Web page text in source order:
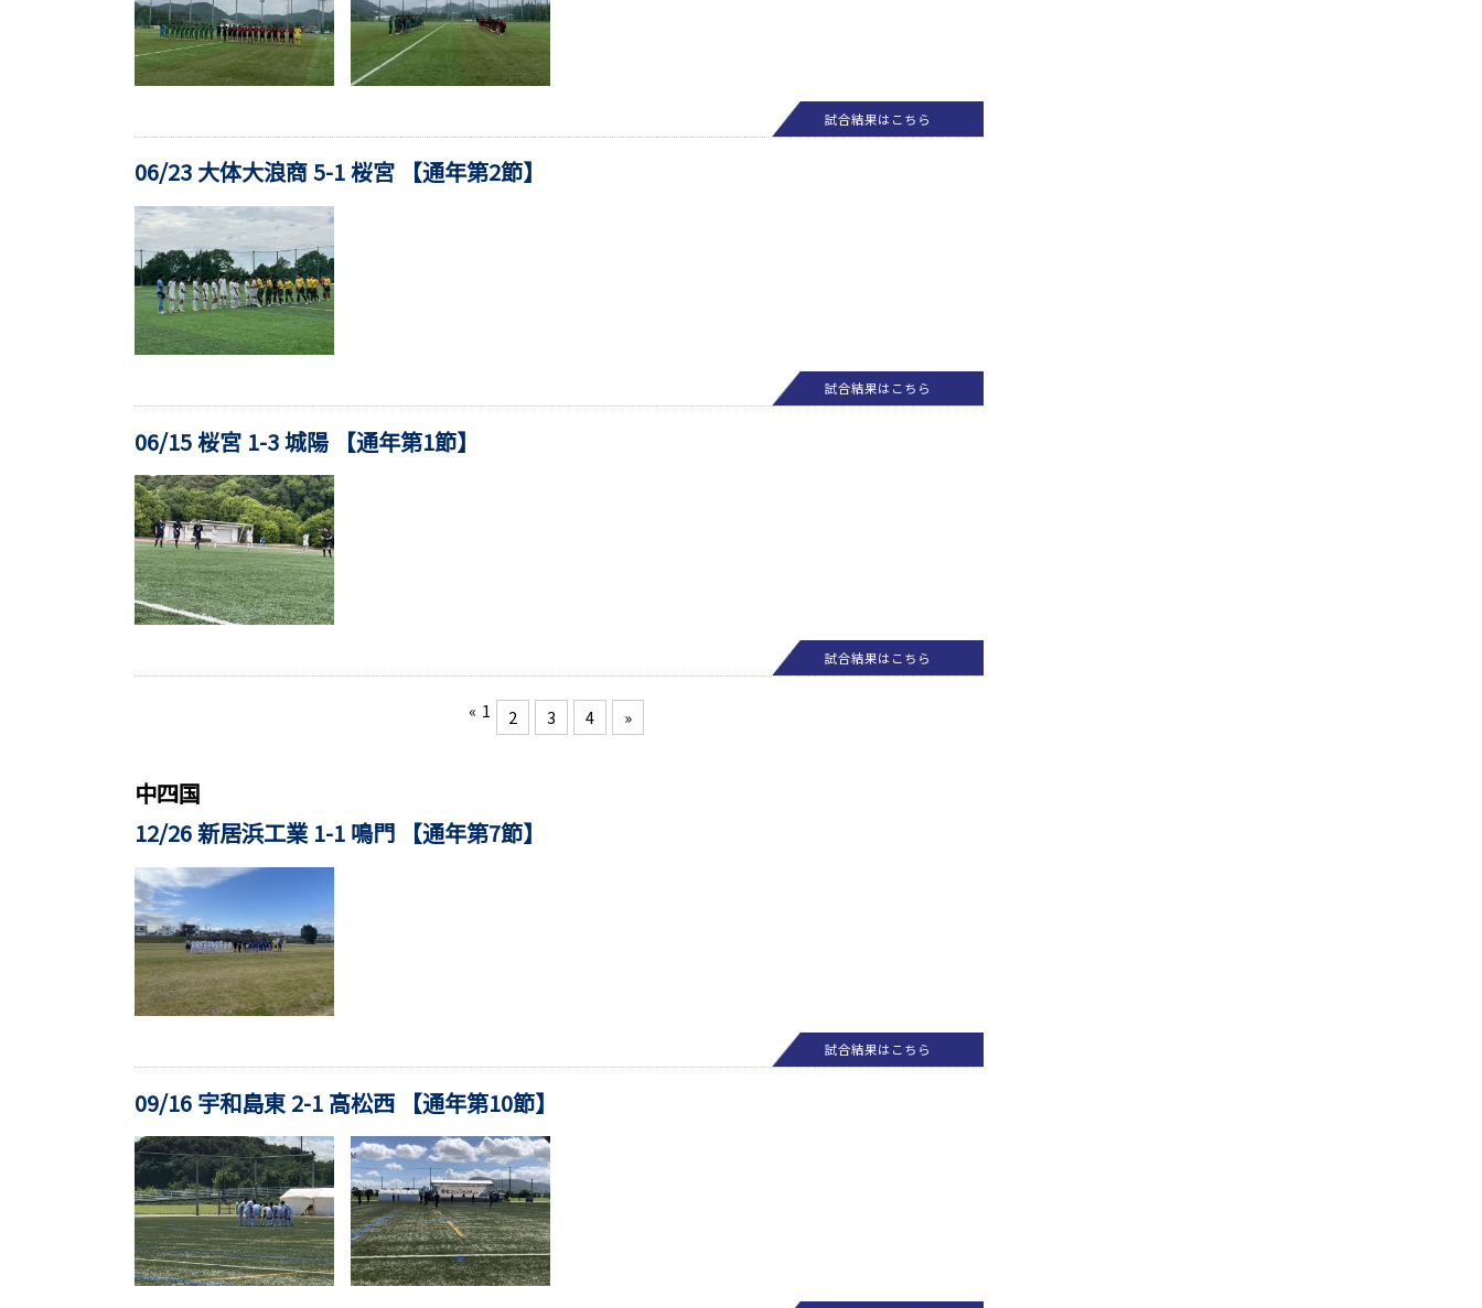
試合結果はこちら
06/23 大体大浪商 5-1 桜宮 【通年第2節】
試合結果はこちら
06/15 桜宮 1-3 城陽 【通年第1節】
試合結果はこちら
« 1 2 3 4 »
中四国
12/26 新居浜工業 1-1 鳴門 【通年第7節】
試合結果はこちら
09/16 宇和島東 2-1 高松西 【通年第10節】